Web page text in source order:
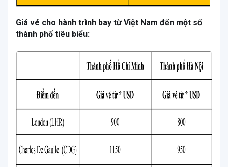
Giá vé cho hành trình bay từ Việt Nam đến một số
thành phố tiêu biểu: